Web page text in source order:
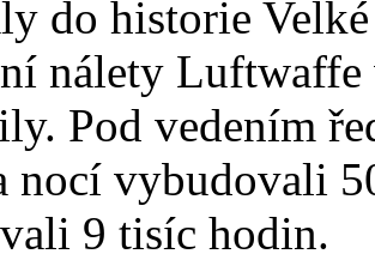
do historie
nálety Luftwaffe
Pod vedením
nocí vybudovali
9 tisíc hodin.